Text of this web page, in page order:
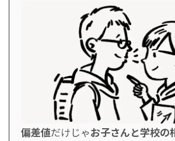
偏差値だけじゃお子さんと学校の